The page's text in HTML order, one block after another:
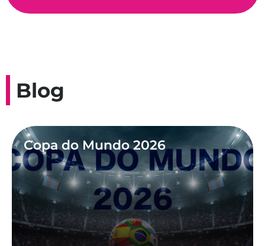
Blog
Copa do Mundo 2026